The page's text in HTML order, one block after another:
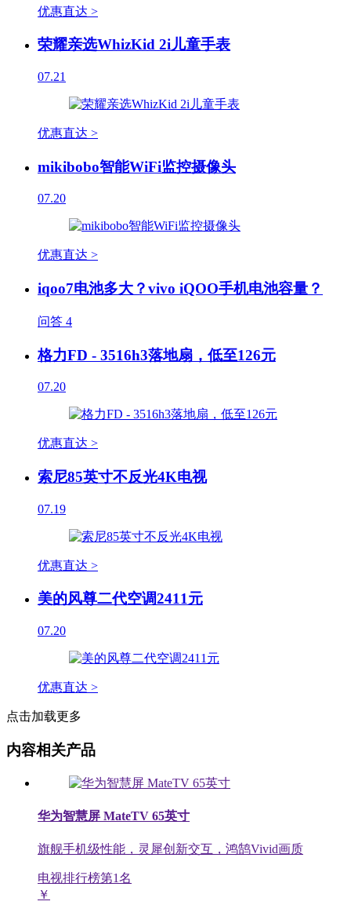
优惠直达 >
荣耀亲选WhizKid 2i儿童手表
07.21
优惠直达 >
mikibobo智能WiFi监控摄像头
07.20
优惠直达 >
iqoo7电池多大？vivo iQOO手机电池容量？
问答 4
格力FD - 3516h3落地扇，低至126元
07.20
优惠直达 >
索尼85英寸不反光4K电视
07.19
优惠直达 >
美的风尊二代空调2411元
07.20
优惠直达 >
点击加载更多
内容相关产品
华为智慧屏 MateTV 65英寸
旗舰手机级性能，灵犀创新交互，鸿鹄Vivid画质
电视排行榜第1名
￥